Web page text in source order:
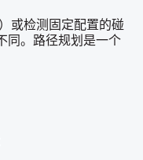
或检测固定配置的碰
同。路径规划是一个